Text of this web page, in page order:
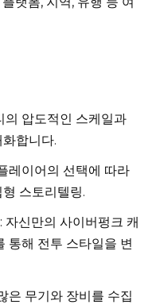
의 압도적인 스케일과
합니다.
레이어의 선택에 따라
스토리텔링.
신만의 사이버펑크 캐
통해 전투 스타일을 변
은 무기와 장비를 수집